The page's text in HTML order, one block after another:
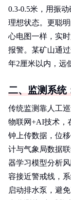
0.3-0.5米，用振
理想状态。更聪
心电图一样，实
报警。某矿山通
年2厘米以内，远
二、监测系统
传统监测靠人工
物联网+AI技术，
钟上传数据，位
计与气象局数据
器学习模型分析
容接近警戒线，
启动排水泵，避